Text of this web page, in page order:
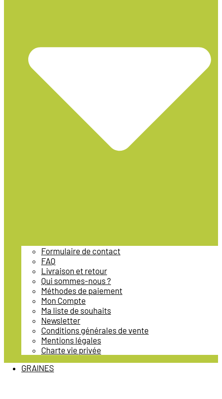
Formulaire de contact
FAQ
Livraison et retour
Qui sommes-nous ?
Méthodes de paiement
Mon Compte
Ma liste de souhaits
Newsletter
Conditions générales de vente
Mentions légales
Charte vie privée
GRAINES